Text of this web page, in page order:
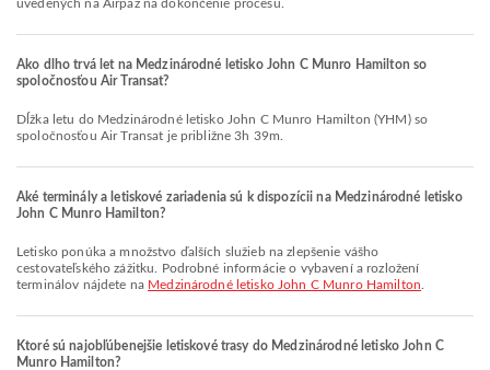
uvedených na Airpaz na dokončenie procesu.
Ako dlho trvá let na Medzinárodné letisko John C Munro Hamilton so
spoločnosťou Air Transat?
Dĺžka letu do Medzinárodné letisko John C Munro Hamilton (YHM) so
spoločnosťou Air Transat je približne 3h 39m.
Aké terminály a letiskové zariadenia sú k dispozícii na Medzinárodné letisko
John C Munro Hamilton?
Letisko ponúka a množstvo ďalších služieb na zlepšenie vášho
cestovateľského zážitku. Podrobné informácie o vybavení a rozložení
terminálov nájdete na Medzinárodné letisko John C Munro Hamilton
Ktoré sú najobľúbenejšie letiskové trasy do Medzinárodné letisko John C
Munro Hamilton?